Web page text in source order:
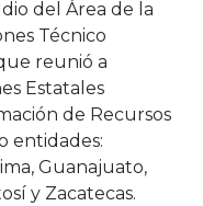
del Área de la
Técnico
reunió a
Estatales
de Recursos
entidades:
Guanajuato,
y Zacatecas.